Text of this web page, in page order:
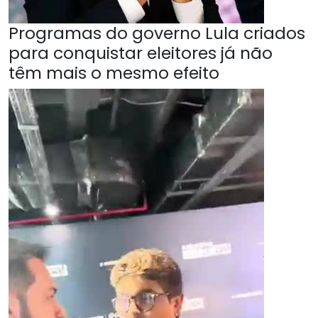
Programas do governo Lula criados
para conquistar eleitores já não
têm mais o mesmo efeito